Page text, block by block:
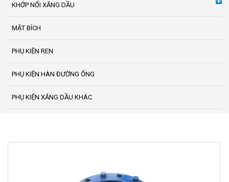
KHỚP NỐI XĂNG DẦU
MẶT BÍCH
PHỤ KIỆN REN
PHỤ KIỆN HÀN ĐƯỜNG ỐNG
PHỤ KIỆN XĂNG DẦU KHÁC